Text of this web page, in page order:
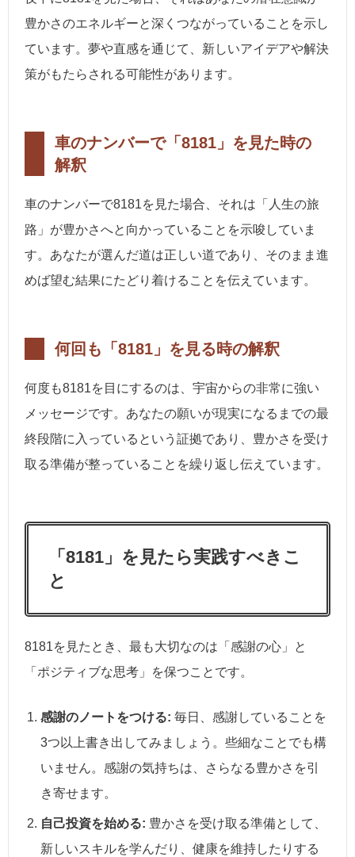
豊かさのエネルギーと深くつながっていることを示し
ています。夢や直感を通じて、新しいアイデアや解決
策がもたらされる可能性があります。
車のナンバーで「8181」を見た時の
解釈
車のナンバーで8181を見た場合、それは「人生の旅
路」が豊かさへと向かっていることを示唆していま
す。あなたが選んだ道は正しい道であり、そのまま進
めば望む結果にたどり着けることを伝えています。
何回も「8181」を見る時の解釈
何度も8181を目にするのは、宇宙からの非常に強い
メッセージです。あなたの願いが現実になるまでの最
終段階に入っているという証拠であり、豊かさを受け
取る準備が整っていることを繰り返し伝えています。
「8181」を見たら実践すべきこ
と
8181を見たとき、最も大切なのは「感謝の心」と
「ポジティブな思考」を保つことです。
感謝のノートをつける: 毎日、感謝していることを
3つ以上書き出してみましょう。些細なことでも構
いません。感謝の気持ちは、さらなる豊かさを引
き寄せます。
自己投資を始める: 豊かさを受け取る準備として、
新しいスキルを学んだり、健康を維持したりする